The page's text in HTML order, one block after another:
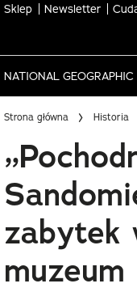
Sklep Newsletter
NATIONAL GEOGRAPHIC
Strona główna Historia
zabytek
muzeum